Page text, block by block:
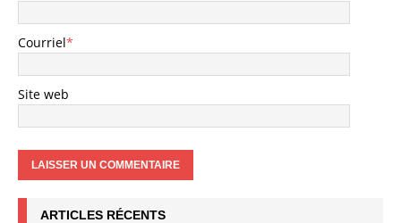
Courriel*
Site web
ARTICLES RÉCENTS